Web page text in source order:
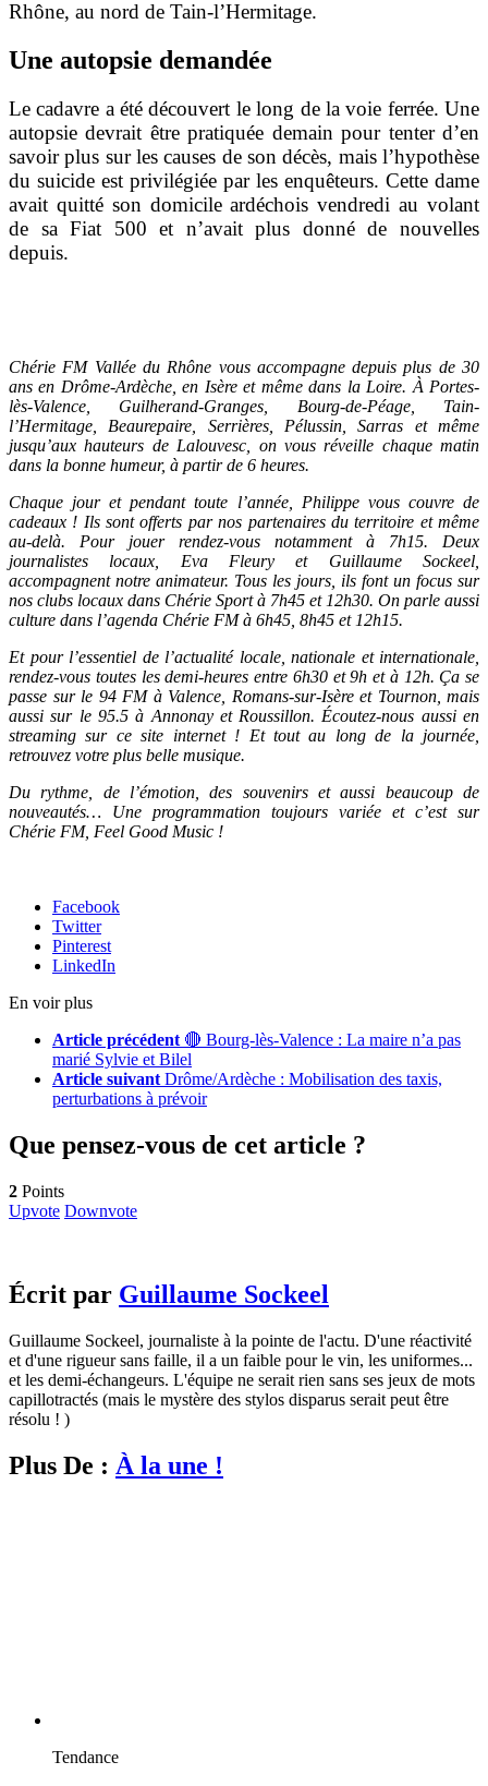
Rhône, au nord de Tain-l’Hermitage.
Une autopsie demandée
Le cadavre a été découvert le long de la voie ferrée. Une
autopsie devrait être pratiquée demain pour tenter d’en
savoir plus sur les causes de son décès, mais l’hypothèse
du suicide est privilégiée par les enquêteurs. Cette dame
avait quitté son domicile ardéchois vendredi au volant
de sa Fiat 500 et n’avait plus donné de nouvelles
depuis.
Chérie FM Vallée du Rhône vous accompagne depuis plus de 30
ans en Drôme-Ardèche, en Isère et même dans la Loire. À Portes-
lès-Valence, Guilherand-Granges, Bourg-de-Péage, Tain-
l’Hermitage, Beaurepaire, Serrières, Pélussin, Sarras et même
jusqu’aux hauteurs de Lalouvesc, on vous réveille chaque matin
dans la bonne humeur, à partir de 6 heures.
Chaque jour et pendant toute l’année, Philippe vous couvre de
cadeaux ! Ils sont offerts par nos partenaires du territoire et même
au-delà. Pour jouer rendez-vous notamment à 7h15. Deux
journalistes locaux, Eva Fleury et Guillaume Sockeel,
accompagnent notre animateur. Tous les jours, ils font un focus sur
nos clubs locaux dans Chérie Sport à 7h45 et 12h30. On parle aussi
culture dans l’agenda Chérie FM à 6h45, 8h45 et 12h15.
Et pour l’essentiel de l’actualité locale, nationale et internationale,
rendez-vous toutes les demi-heures entre 6h30 et 9h et à 12h. Ça se
passe sur le 94 FM à Valence, Romans-sur-Isère et Tournon, mais
aussi sur le 95.5 à Annonay et Roussillon. Écoutez-nous aussi en
streaming sur ce site internet ! Et tout au long de la journée,
retrouvez votre plus belle musique.
Du rythme, de l’émotion, des souvenirs et aussi beaucoup de
nouveautés… Une programmation toujours variée et c’est sur
Chérie FM, Feel Good Music !
Facebook
Twitter
Pinterest
LinkedIn
En voir plus
Article précédent 🔴 Bourg-lès-Valence : La maire n’a pas
marié Sylvie et Bilel
Article suivant Drôme/Ardèche : Mobilisation des taxis,
perturbations à prévoir
Que pensez-vous de cet article ?
2 Points
Upvote Downvote
Écrit par Guillaume Sockeel
Guillaume Sockeel, journaliste à la pointe de l'actu. D'une réactivité
et d'une rigueur sans faille, il a un faible pour le vin, les uniformes...
et les demi-échangeurs. L'équipe ne serait rien sans ses jeux de mots
capillotractés (mais le mystère des stylos disparus serait peut être
résolu ! )
Plus De : À la une !
Tendance